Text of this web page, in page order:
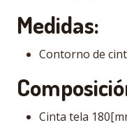
Medidas:
Contorno de
Cinta tela